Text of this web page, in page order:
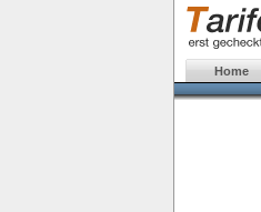
Home